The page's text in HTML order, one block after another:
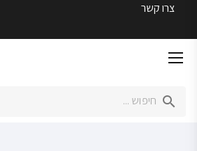
צרו קשר